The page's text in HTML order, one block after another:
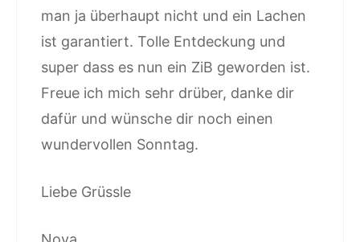
man ja überhaupt nicht und ein Lachen
ist garantiert. Tolle Entdeckung und
super dass es nun ein ZiB geworden ist.
Freue ich mich sehr drüber, danke dir
dafür und wünsche dir noch einen
wundervollen Sonntag.
Liebe Grüssle